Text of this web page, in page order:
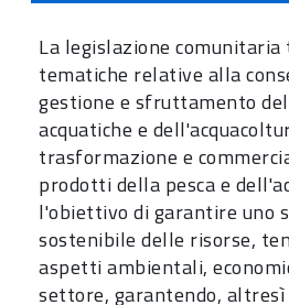
La legislazione
tematiche relative alla
gestione e sfruttamento
acquatiche e
trasformazione e
prodotti della pesca e
l'obiettivo di garantire uno
sostenibile delle risorse,
aspetti ambientali,
settore, garantendo,